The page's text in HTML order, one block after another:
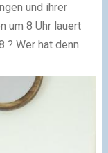
und ihrer
um 8 Uhr lauert
? Wer hat denn